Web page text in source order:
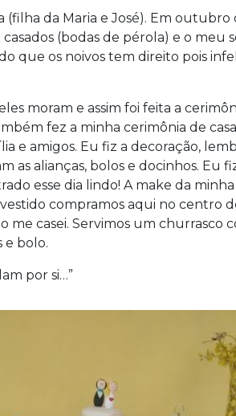
da Maria e José). Em outubro
(bodas de pérola) e o meu
que os noivos tem direito pois
moram e assim foi feita a
fez a minha cerimônia de
e amigos. Eu fiz a decoração,
as alianças, bolos e docinhos. Eu
esse dia lindo! A make da
compramos aqui no centro
casei. Servimos um churrasco
e bolo.
por si…”